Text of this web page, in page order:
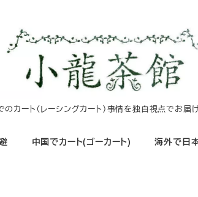
カート（レーシングカート）事情を独自視点でお届
中国でカート(ゴーカート) 海外で日